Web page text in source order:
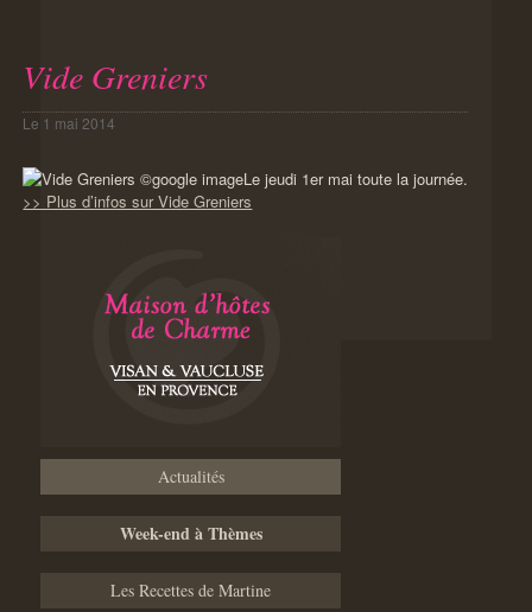
Vide Greniers
Le 1 mai 2014
Le jeudi 1er mai toute la journée.
>> Plus d’infos sur Vide Greniers
Actualités
Week-end à Thèmes
Les Recettes de Martine